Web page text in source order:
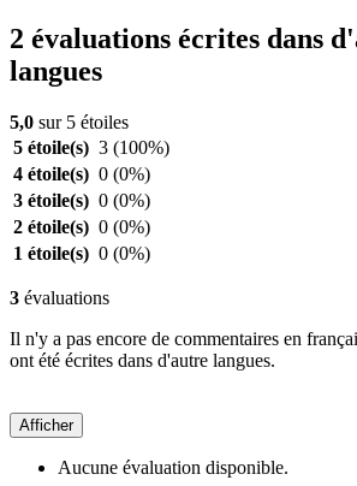
2 évaluations écrites dans
langues
5,0 sur 5 étoiles
5 étoile(s) 3 (100%)
4 étoile(s) 0 (0%)
3 étoile(s) 0 (0%)
2 étoile(s) 0 (0%)
1 étoile(s) 0 (0%)
3 évaluations
Il n'y a pas encore de commentaires en
ont été écrites dans d'autre langues.
Afficher
Aucune évaluation disponible.